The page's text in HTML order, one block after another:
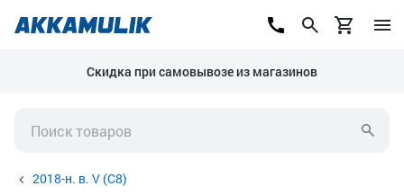
Скидка при самовывозе из магазинов
2018-н. в. V (C8)